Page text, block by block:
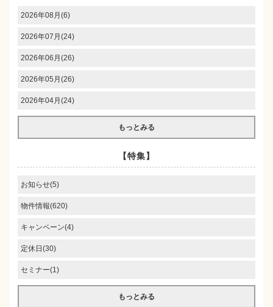
2026年08月(6)
2026年07月(24)
2026年06月(26)
2026年05月(26)
2026年04月(24)
もっとみる
【特集】
お知らせ(5)
物件情報(620)
キャンペーン(4)
定休日(30)
セミナー(1)
もっとみる